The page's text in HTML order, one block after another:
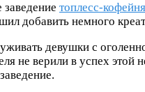
топлесс-кофейня
добавить немного
девушки с
не верили в успех